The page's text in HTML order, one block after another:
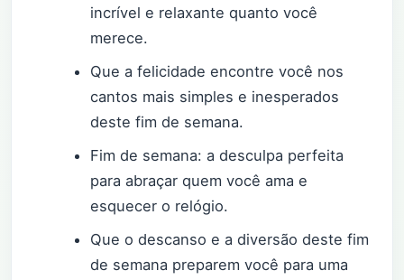
incrível e relaxante quanto você
merece.
Que a felicidade encontre você nos
cantos mais simples e inesperados
deste fim de semana.
Fim de semana: a desculpa perfeita
para abraçar quem você ama e
esquecer o relógio.
Que o descanso e a diversão deste fim
de semana preparem você para uma